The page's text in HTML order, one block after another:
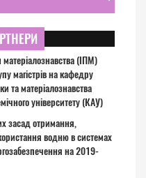
матеріалознавства (ІПМ)
магістрів на кафедру
та матеріалознавства
університету (КАУ)
засад отримання,
водню в системах
на 2019-